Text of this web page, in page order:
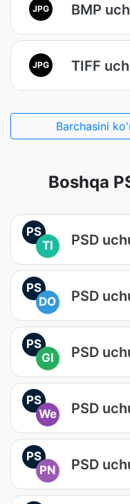
JPG BMP
JPG TIFF
Barchasini
Boshqa
PS
TI
PSD
PS
DO
PSD
PS
GI
PSD
PS
We
PSD
PS
PN
PSD